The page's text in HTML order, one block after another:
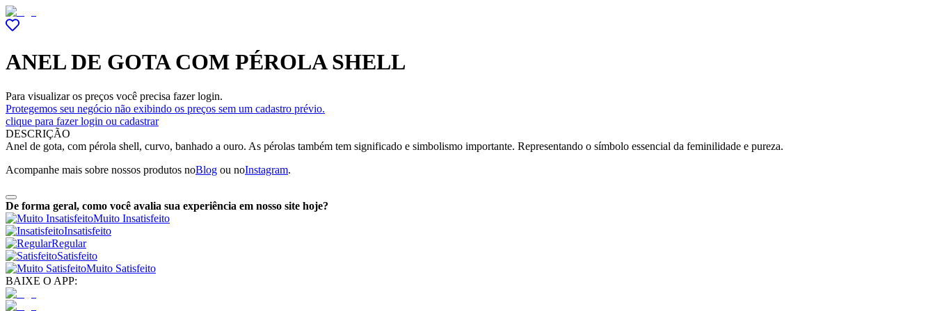
ANEL DE GOTA COM PÉROLA SHELL
Para visualizar os preços você precisa fazer login.
Protegemos seu negócio não exibindo os preços sem um cadastro prévio.
clique para fazer login ou cadastrar
DESCRIÇÃO
Anel de gota, com pérola shell, curvo, banhado a ouro. As pérolas também tem significado e simbolismo importante. Representando o símbolo essencial da feminilidade e pureza.
Acompanhe mais sobre nossos produtos noBlog ou noInstagram.
De forma geral, como você avalia sua experiência em nosso site hoje?
Muito Insatisfeito
Insatisfeito
Regular
Satisfeito
Muito Satisfeito
BAIXE O APP: